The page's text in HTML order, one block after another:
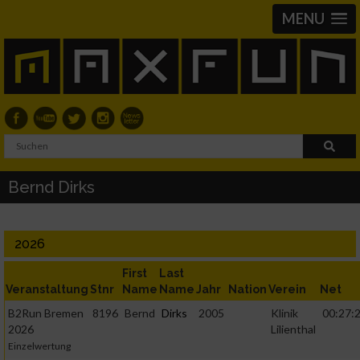
MENU
Bernd Dirks
2026
Veranstaltung Stnr
First
Name
Last
NameJahr NationVerein Net
B2Run Bremen
2026
Einzelwertung
8196 Bernd Dirks 2005
Klinik
Lilienthal